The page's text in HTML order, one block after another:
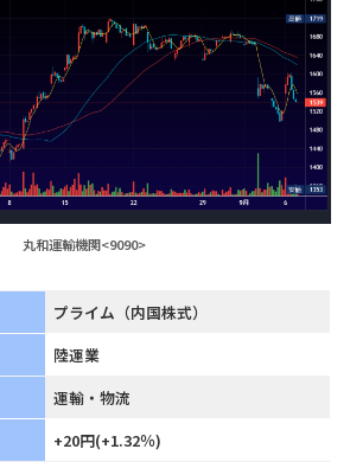
丸和運輸機関<9090>
プライム（内国株式）
陸運業
運輸・物流
+20円(+1.32％)